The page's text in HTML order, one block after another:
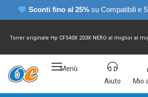
Sconti fino al 25% su Compatibili e
Toner originale Hp CF540X 203X NERO al miglior al
Menù
Aiuto
Mio